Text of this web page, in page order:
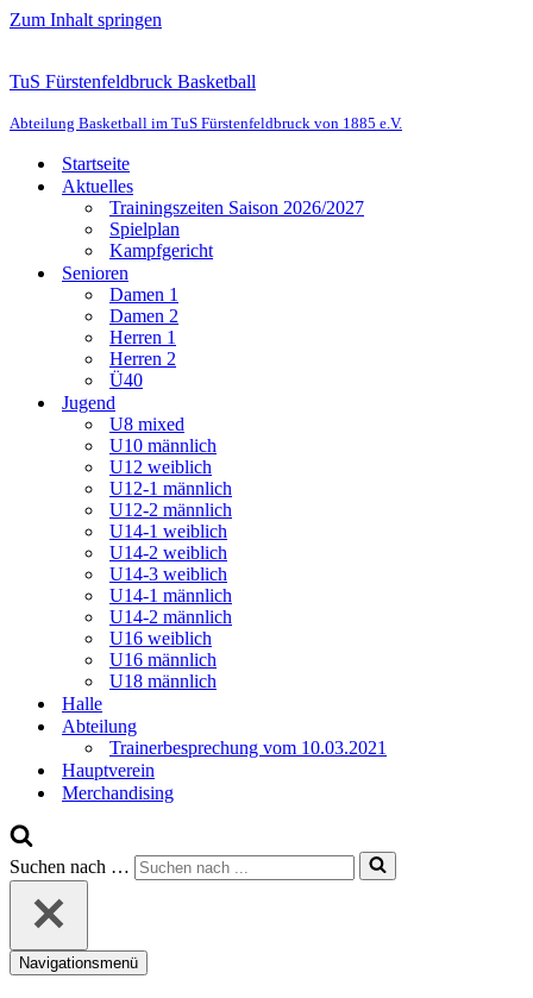
Zum Inhalt springen
TuS Fürstenfeldbruck Basketball
Abteilung Basketball im TuS Fürstenfeldbruck von 1885 e.V.
Startseite
Aktuelles
Trainingszeiten Saison 2026/2027
Spielplan
Kampfgericht
Senioren
Damen 1
Damen 2
Herren 1
Herren 2
Ü40
Jugend
U8 mixed
U10 männlich
U12 weiblich
U12-1 männlich
U12-2 männlich
U14-1 weiblich
U14-2 weiblich
U14-3 weiblich
U14-1 männlich
U14-2 männlich
U16 weiblich
U16 männlich
U18 männlich
Halle
Abteilung
Trainerbesprechung vom 10.03.2021
Hauptverein
Merchandising
Suchen nach …
Navigationsmenü